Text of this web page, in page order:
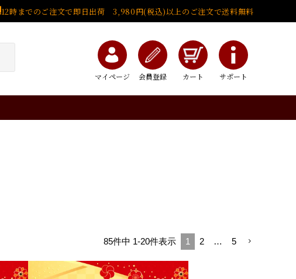
12時までのご注文で即日出荷 3,980円(税込)以上のご注文で送料無料
マイページ 会員登録 カート サポート
85件中 1-20件表示 1 2 … 5